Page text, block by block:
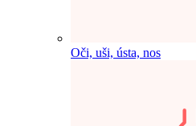
Oči, uši, ústa, nos